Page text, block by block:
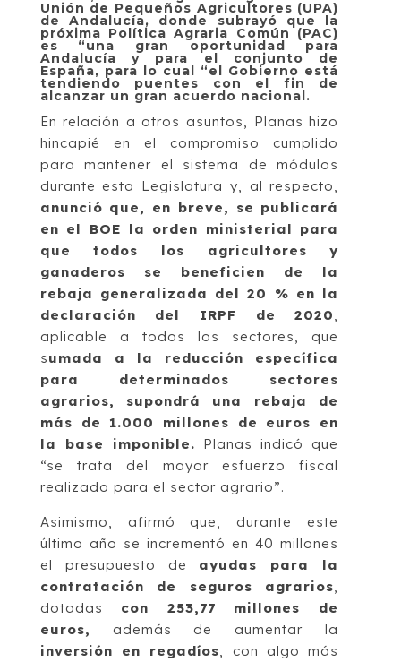
Unión de Pequeños Agricultores (UPA)
de Andalucía, donde subrayó que la
próxima Política Agraria Común (PAC)
es “una gran oportunidad para
Andalucía y para el conjunto de
España, para lo cual “el Gobierno está
tendiendo puentes con el fin de
alcanzar un gran acuerdo nacional.
En relación a otros asuntos, Planas hizo
hincapié en el compromiso cumplido
para mantener el sistema de módulos
durante esta Legislatura y, al respecto,
anunció que, en breve, se publicará
en el BOE la orden ministerial para
que todos los agricultores y
ganaderos se beneficien de la
rebaja generalizada del 20 % en la
declaración del IRPF de 2020,
aplicable a todos los sectores, que
sumada a la reducción específica
para determinados sectores
agrarios, supondrá una rebaja de
más de 1.000 millones de euros en
la base imponible. Planas indicó que
“se trata del mayor esfuerzo fiscal
realizado para el sector agrario”.
Asimismo, afirmó que, durante este
último año se incrementó en 40 millones
el presupuesto de ayudas para la
contratación de seguros agrarios,
dotadas con 253,77 millones de
euros, además de aumentar la
inversión en regadíos, con algo más